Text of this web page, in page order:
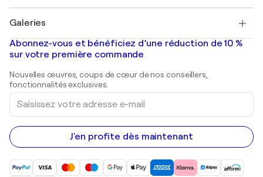
Banksy
Mr. Brainwash
Shepard Fairey
Tableaux abstraits à vendre
Peintures de paysage
Estampes
Peintures acryliques
Galeries
Galeries d'art en France
Galeries d'art en Belgique
Abonnez-vous et bénéficiez d’une réduction de 10 %
sur votre première commande
Nouvelles œuvres, coups de cœur de nos conseillers,
fonctionnalités exclusives.
Saisissez
votre
adresse
e-
mail
J'en profite dès maintenant